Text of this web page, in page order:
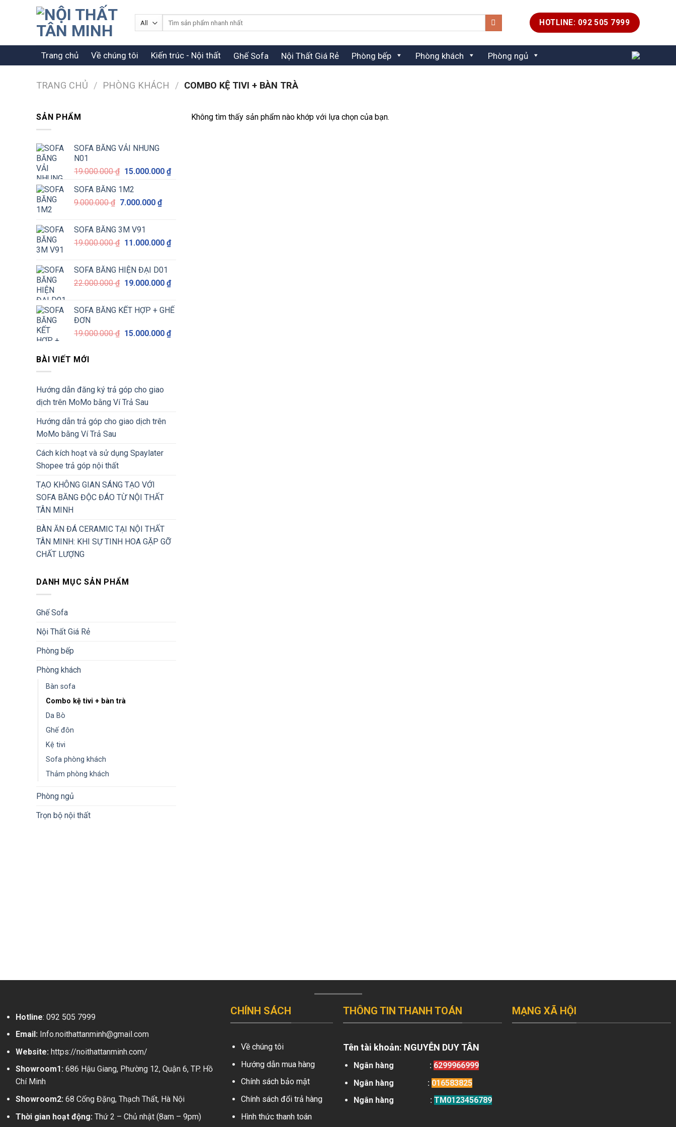
HOTLINE: 092 505 7999
Trang chủ Về chúng tôi Kiến trúc - Nội thất Ghế Sofa Nội Thất Giá Rẻ Phòng bếp Phòng khách Phòng ngủ
TRANG CHỦ / PHÒNG KHÁCH / COMBO KỆ TIVI + BÀN TRÀ
SẢN PHẨM
SOFA BĂNG VẢI NHUNG
N01
19.000.000₫ Giá
là:
19.000.000 ₫.
15.000.000 ₫Giá
SOFA BĂNG 1M2
9.000.000₫ Giá
9.000.000 ₫.
7.000.000 ₫Giá
7.000.000 ₫.
SOFA BĂNG 3M V91
19.000.000₫ Giá
là:
19.000.000 ₫.
11.000.000 ₫Giá
11.000.000 ₫.
SOFA BĂNG HIỆN ĐẠI D01
22.000.000₫ Giá
là:
22.000.000 ₫.
19.000.000 ₫Giá
tại
là:
SOFA BĂNG KẾT HỢP + GHẾ
ĐƠN
19.000.000₫ Giá
15.000.000 ₫Giá
BÀI VIẾT MỚI
Hướng dẫn đăng ký trả góp cho giao
dịch trên MoMo bằng Ví Trả Sau
Hướng dẫn trả góp cho giao dịch trên
MoMo bằng Ví Trả Sau
Cách kích hoạt và sử dụng Spaylater
Shopee trả góp nội thất
TẠO KHÔNG GIAN SÁNG TẠO VỚI
SOFA BĂNG ĐỘC ĐÁO TỪ NỘI THẤT
TÂN MINH
BÀN ĂN ĐÁ CERAMIC TẠI NỘI THẤT
TÂN MINH: KHI SỰ TINH HOA GẶP GỠ
CHẤT LƯỢNG
DANH MỤC SẢN PHẨM
Ghế Sofa
Nội Thất Giá Rẻ
Phòng bếp
Phòng khách
Bàn sofa
Combo kệ tivi + bàn trà
Da Bò
Ghế đôn
Kệ tivi
Sofa phòng khách
Thảm phòng khách
Phòng ngủ
Trọn bộ nội thất
Không tìm thấy sản phẩm nào khớp với lựa chọn của bạn.
Hotline: 092 505 7999
Email: Info.noithattanminh@gmail.com
Website: https://noithattanminh.com/
Showroom1: 686 Hậu Giang, Phường 12, Quận 6, TP. Hồ
Chí Minh
Showroom2: 68 Cống Đặng, Thạch Thất, Hà Nội
Thời gian hoạt động: Thứ 2 – Chủ nhật (8am – 9pm)
CHÍNH SÁCH
Về chúng tôi
Hướng dẫn mua hàng
Chính sách bảo mật
Chính sách đổi trả hàng
Hình thức thanh toán
THÔNG TIN THANH TOÁN
Tên tài khoản: NGUYỄN DUY TÂN
Ngân hàng : 6299966999
Ngân hàng
: 016583825
Ngân hàng
: TM0123456789
MẠNG XÃ HỘI